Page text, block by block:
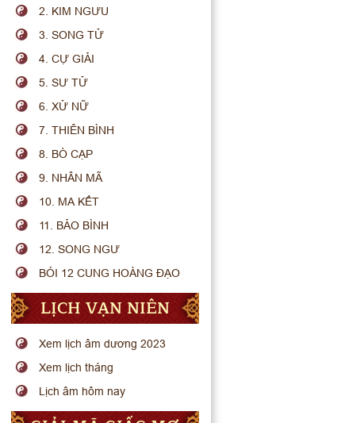
2. KIM NGƯU
3. SONG TỬ
4. CỰ GIẢI
5. SƯ TỬ
6. XỬ NỮ
7. THIÊN BÌNH
8. BÒ CẠP
9. NHÂN MÃ
10. MA KẾT
11. BẢO BÌNH
12. SONG NGƯ
BÓI 12 CUNG HOÀNG ĐẠO
LỊCH VẠN NIÊN
Xem lịch âm dương 2023
Xem lịch tháng
Lịch âm hôm nay